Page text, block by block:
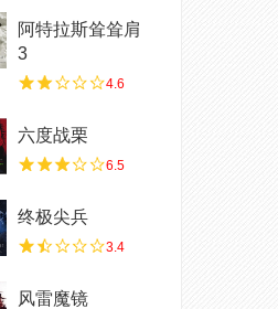
阿特拉斯耸耸肩
3
4.6
六度战栗
6.5
终极尖兵
3.4
风雷魔镜